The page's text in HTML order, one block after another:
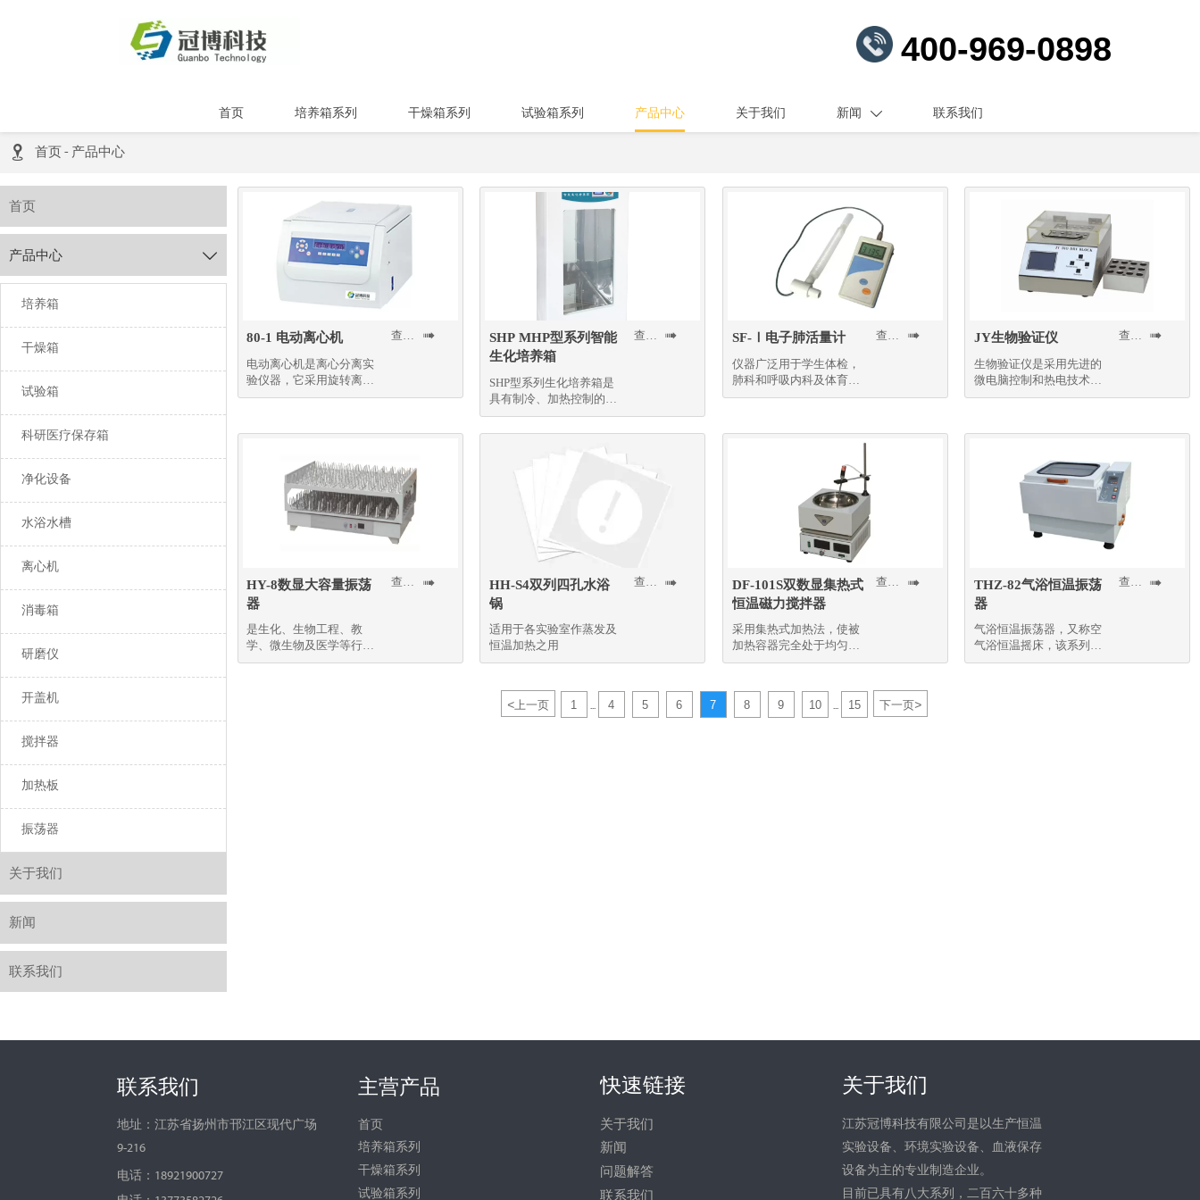
400-969-0898
首页 培养箱系列 干燥箱系列 试验箱系列 产品中心 关于我们 新闻  联系我们
 首页 - 产品中心
首页
产品中心 
培养箱
干燥箱
试验箱
科研医疗保存箱
净化设备
水浴水槽
离心机
消毒箱
研磨仪
开盖机
搅拌器
加热板
振荡器
关于我们
新闻
联系我们
80-1 电动离心机
电动离心机是离心分离实
验仪器，它采用旋转离心
力使溶液中物质分层分离

SHP MHP型系列智能
生化培养箱
SHP型系列生化培养箱是
具有制冷、加热控制的高
精度恒温设备，是细菌、
霉菌微生物培养试验的恒
 SF-Ⅰ电子肺活量计
仪器广泛用于学生体检，
肺科和呼吸内科及体育医
疗检测
 JY生物验证仪
生物验证仪是采用先进的
微电脑控制和热电技术的
产品，采用独特的控温技

HY-8数显大容量振荡
器
是生化、生物工程、教
学、微生物及医学等行业
研究和生产中的优选设备
查看更多 
HH-S4双列四孔水浴
锅
适用于各实验室作蒸发及
恒温加热之用
查看更多 
DF-101S双数显集热式
恒温磁力搅拌器
采用集热式加热法，使被
加热容器完全处于均匀的
强烈的热辐射之中，热效
查看更多 
THZ-82气浴恒温振荡
器
气浴恒温振荡器，又称空
气浴恒温摇床，该系列产
品温度控制采用智能温控
查看更多 
<上一页 1 4 5 6 7 8 9 10 15 下一页>
联系我们
地址：江苏省扬州市邗江区现代广场
9-216
电话：18921900727
主营产品
首页
培养箱系列
干燥箱系列
试验箱系列
快速链接
关于我们
新闻
问题解答
联系我们
关于我们
江苏冠博科技有限公司是以生产恒温
实验设备、环境实验设备、血液保存
设备为主的专业制造企业。
目前已具有八大系列，二百六十多种